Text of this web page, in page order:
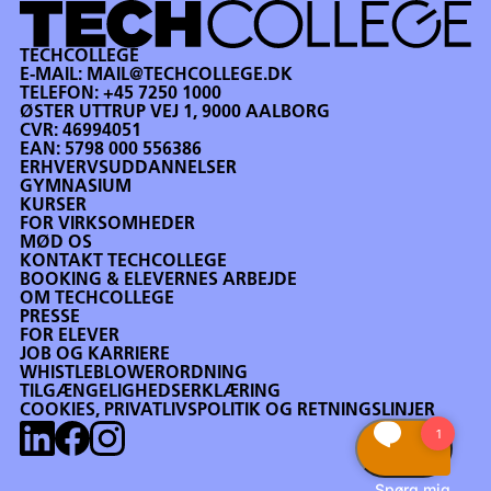
TECHCOLLEGE
E-MAIL: MAIL@TECHCOLLEGE.DK
TELEFON:+45 7250 1000
ØSTER UTTRUP VEJ 1, 9000 AALBORG
CVR: 46994051
EAN: 5798 000 556386
ERHVERVSUDDANNELSER
GYMNASIUM
KURSER
FOR VIRKSOMHEDER
MØD OS
KONTAKT TECHCOLLEGE
BOOKING & ELEVERNES ARBEJDE
OM TECHCOLLEGE
PRESSE
FOR ELEVER
JOB OG KARRIERE
WHISTLEBLOWERORDNING
TILGÆNGELIGHEDSERKLÆRING
COOKIES, PRIVATLIVSPOLITIK OG RETNINGSLINJER